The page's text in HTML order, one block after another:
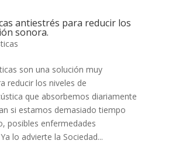
antiestrés para reducir los
sonora.
son una solución muy
reducir los niveles de
que absorbemos diariamente
si estamos demasiado tiempo
posibles enfermedades
lo advierte la Sociedad...